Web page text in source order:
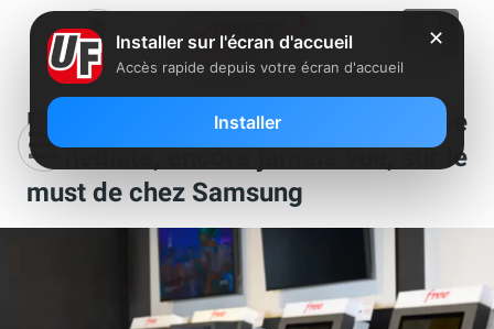
Free lance une très grosse remise
immédiate, encore jamais vue, sur le
must de chez Samsung
✕
Installer sur l'écran d'accueil
Accès rapide depuis votre écran d'accueil
Installer